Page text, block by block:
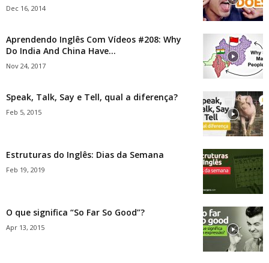
Dec 16, 2014
Aprendendo Inglês Com Vídeos #208: Why
Do India And China Have...
Nov 24, 2017
Speak, Talk, Say e Tell, qual a diferença?
Feb 5, 2015
Estruturas do Inglês: Dias da Semana
Feb 19, 2019
O que significa “So Far So Good”?
Apr 13, 2015